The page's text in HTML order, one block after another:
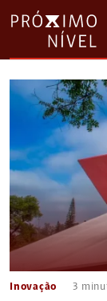
Inovação 3